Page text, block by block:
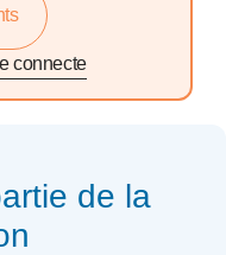
connecte
de la